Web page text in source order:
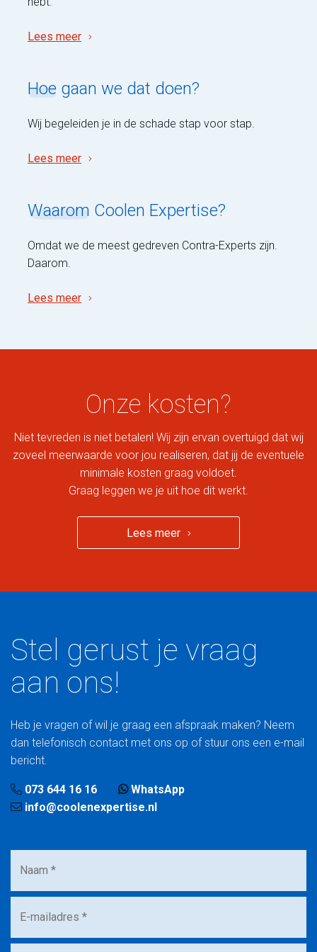
Lees meer
Hoe gaan we dat doen?
Wij begeleiden je in de schade stap voor stap.
Lees meer
Waarom Coolen Expertise?
Omdat we de meest gedreven Contra-Experts zijn.
Daarom.
Lees meer
Onze kosten?
Niet tevreden is niet betalen! Wij zijn ervan overtuigd dat wij
zoveel meerwaarde voor jou realiseren, dat jij de eventuele
minimale kosten graag voldoet.
Graag leggen we je uit hoe dit werkt.
Lees meer
Stel gerust je vraag
aan ons!
Heb je vragen of wil je graag een afspraak maken? Neem
dan telefonisch contact met ons op of stuur ons een e-mail
bericht.
073 644 16 16
WhatsApp
info@coolenexpertise.nl
mailadres
*